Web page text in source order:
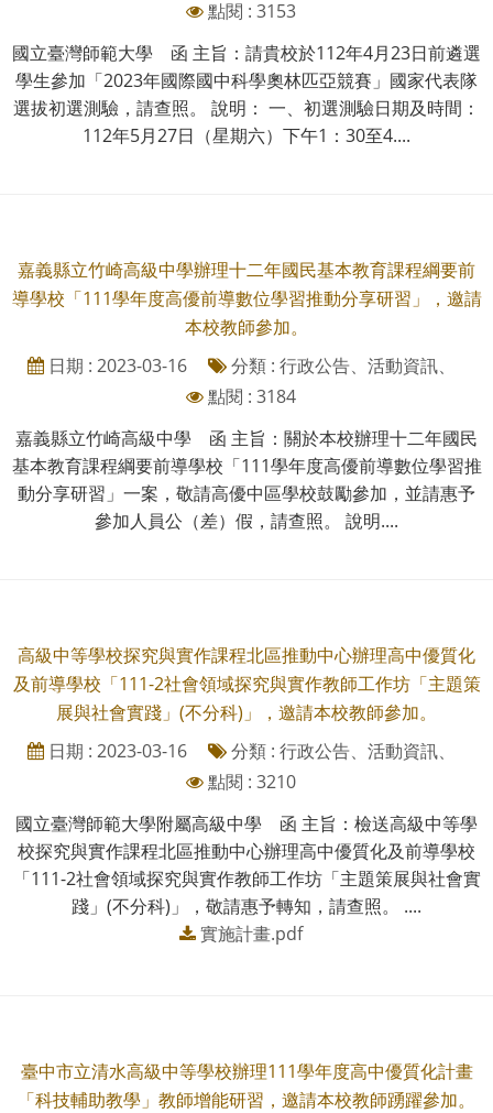
點閱 : 3153
國立臺灣師範大學 函 主旨：請貴校於112年4月23日前遴選
學生參加「2023年國際國中科學奧林匹亞競賽」國家代表隊
選拔初選測驗，請查照。 說明： 一、初選測驗日期及時間：
112年5月27日（星期六）下午1：30至4....
嘉義縣立竹崎高級中學辦理十二年國民基本教育課程綱要前
導學校「111學年度高優前導數位學習推動分享研習」，邀請
本校教師參加。
日期 : 2023-03-16
分類 : 行政公告、活動資訊、
點閱 : 3184
嘉義縣立竹崎高級中學 函 主旨：關於本校辦理十二年國民
基本教育課程綱要前導學校「111學年度高優前導數位學習推
動分享研習」一案，敬請高優中區學校鼓勵參加，並請惠予
參加人員公（差）假，請查照。 說明....
高級中等學校探究與實作課程北區推動中心辦理高中優質化
及前導學校「111-2社會領域探究與實作教師工作坊「主題策
展與社會實踐」(不分科)」，邀請本校教師參加。
日期 : 2023-03-16
分類 : 行政公告、活動資訊、
點閱 : 3210
國立臺灣師範大學附屬高級中學 函 主旨：檢送高級中等學
校探究與實作課程北區推動中心辦理高中優質化及前導學校
「111-2社會領域探究與實作教師工作坊「主題策展與社會實
踐」(不分科)」，敬請惠予轉知，請查照。 ....
實施計畫.pdf
臺中市立清水高級中等學校辦理111學年度高中優質化計畫
「科技輔助教學」教師增能研習，邀請本校教師踴躍參加。